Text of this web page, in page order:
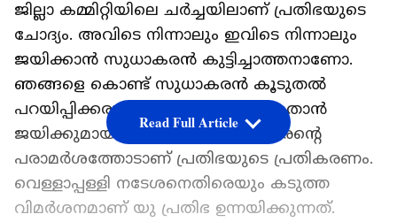
ജില്ലാ കമ്മിറ്റിയിലെ ചർച്ചയിലാണ് പ്രതിഭയുടെ
ചോദ്യം. അവിടെ നിന്നാലും ഇവിടെ നിന്നാലും
ജയിക്കാൻ സുധാകരൻ കുട്ടിച്ചാത്തനാണോ.
ഞങ്ങളെ കൊണ്ട് സുധാകരൻ കൂടുതൽ
പറയിപ്പിക്കരുത്. എവിടെ നിന്നാലും താൻ
ജയിക്കുമായിരുന്നെന്ന ജി സുധാകരന്‍റെ
പരാമർശത്തോടാണ് പ്രതിഭയുടെ പ്രതികരണം.
വെള്ളാപ്പള്ളി നടേശനെതിരെയും കടുത്ത
വിമർശനമാണ് യു പ്രതിഭ ഉന്നയിക്കുന്നത്.
Read Full Article